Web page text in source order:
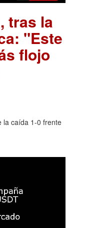
tras la
"Este
flojo
la caída 1-0 frente